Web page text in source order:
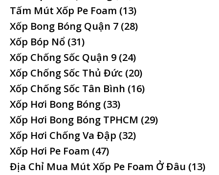
Tấm Mút Xốp Pe Foam (13)
Xốp Bong Bóng Quận 7 (28)
Xốp Bóp Nổ (31)
Xốp Chống Sốc Quận 9 (24)
Xốp Chống Sốc Thủ Đức (20)
Xốp Chống Sốc Tân Bình (16)
Xốp Hơi Bong Bóng (33)
Xốp Hơi Bong Bóng TPHCM (29)
Xốp Hơi Chống Va Đập (32)
Xốp Hơi Pe Foam (47)
Địa Chỉ Mua Mút Xốp Pe Foam Ở Đâu (13)